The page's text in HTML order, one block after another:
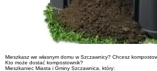
Mieszkasz we własnym domu w Szczawnicy? Chcesz
Kto może dostać kompostownik?
Mieszkaniec Miasta i Gminy Szczawnica, który: